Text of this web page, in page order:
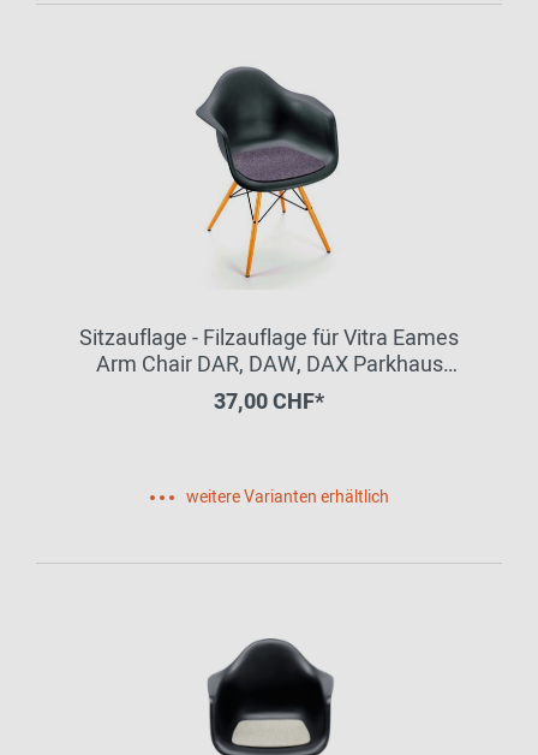
Sitzauflage - Filzauflage für Vitra Eames
Arm Chair DAR, DAW, DAX Parkhaus
Berlin
37,00 CHF*
weitere Varianten erhältlich